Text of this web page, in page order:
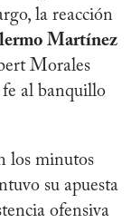
la reacción
Martínez
Morales
fe al banquillo
los minutos
su apuesta
ofensiva